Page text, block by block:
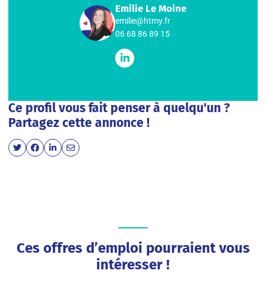
Emilie Le Moine
emilie@htmy.fr
06 68 86 89 15
Ce profil vous fait penser à quelqu'un ?
Partagez cette annonce !
Ces offres d’emploi pourraient vous
intéresser !